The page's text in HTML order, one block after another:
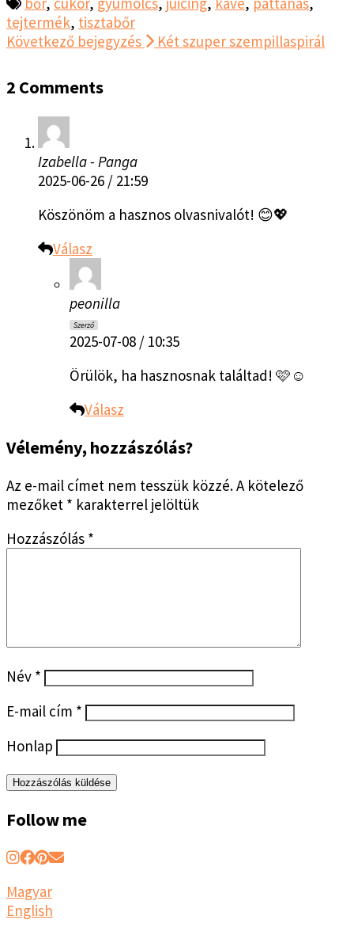
tejtermék, tisztabőr
Következő bejegyzés
Két szuper szempillaspirál
2 Comments
Izabella - Panga
2025-06-26 / 21:59
Köszönöm a hasznos olvasnivalót! 😊💖
Válasz
peonilla
Szerző
2025-07-08 / 10:35
Örülök, ha hasznosnak találtad! 🩷☺️
Válasz
Vélemény, hozzászólás?
Az e-mail címet nem tesszük közzé.A kötelező
mezőket * karakterrel jelöltük
Hozzászólás *
Név *
E-mail cím *
Honlap
Follow me
Magyar
English